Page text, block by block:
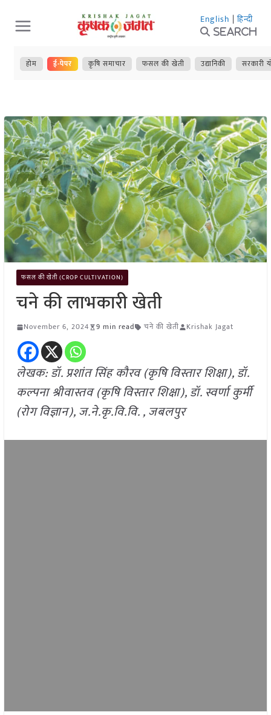
Skip
to
content
English | हिन्दी
Search
होम ई-पेपर कृषि समाचार फसल की खेती उद्यानिकी सरकारी
फसल की खेती (CROP CULTIVATION)
चने की लाभकारी खेती
November 6, 2024 9 min read चने की खेती Krishak Jagat
लेखक: डॉ. प्रशांत सिंह कौरव (कृषि विस्तार शिक्षा), डॉ.
कल्पना श्रीवास्तव (कृषि विस्तार शिक्षा), डॉ. स्वर्णा कुर्मी
(रोग विज्ञान), ज.ने.कृ.वि.वि. , जबलपुर